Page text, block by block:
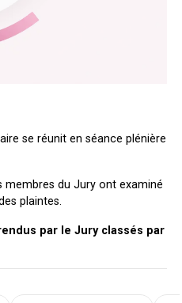
se réunit en séance plénière
membres du Jury ont examiné
plaintes.
par le Jury classés par